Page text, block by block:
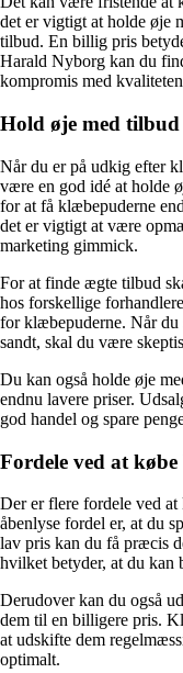
det er vigtigt at holde øje
tilbud. En billig pris
Harald Nyborg kan du
kompromis med
Hold øje med tilbud
Når du er på udkig efter
være en god idé at holde
for at få klæbepuderne
det er vigtigt at være
marketing gimmick.
For at finde ægte tilbud
hos forskellige
for klæbepuderne. Når
sandt, skal du være
Du kan også holde øje
endnu lavere priser.
god handel og spare
Fordele ved at
Der er flere fordele ved
åbenlyse fordel er, at du
lav pris kan du få præcis
hvilket betyder, at du kan
Derudover kan du også
dem til en billigere pris.
at udskifte dem
optimalt.